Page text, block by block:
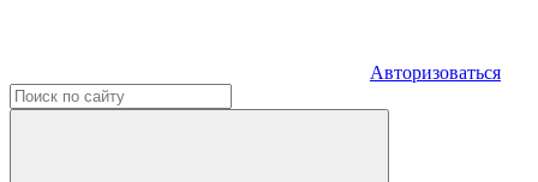
Авторизоваться